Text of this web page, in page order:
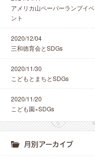
アメリカ山ペーパーランプイベ
ント
2020/12/04
三和徳育会とSDGs
2020/11/30
こどもとまちとSDGs
2020/11/20
こども園×SDGs